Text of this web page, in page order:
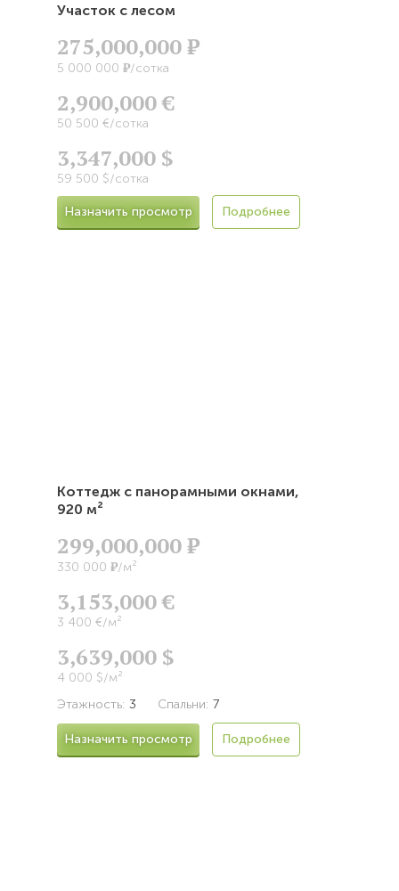
Участок с лесом
275,000,000Р
5 000 000 Р/сотка
2,900,000 €
50 500 €/сотка
3,347,000 $
59 500 $/сотка
Назначить просмотр Подробнее
Коттедж с панорамными окнами,
920 м²
299,000,000Р
330 000 Р/м²
3,153,000 €
3 400 €/м²
3,639,000 $
4 000 $/м²
Этажность: 3 Спальни: 7
Назначить просмотр Подробнее